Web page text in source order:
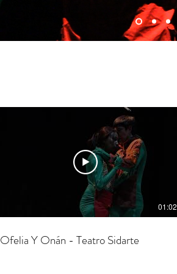
01:02
Ofelia Y Onán - Teatro Sidarte